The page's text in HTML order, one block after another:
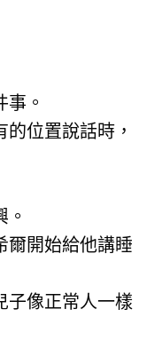
。
位置說話時，
爾開始給他講睡
子像正常人一樣